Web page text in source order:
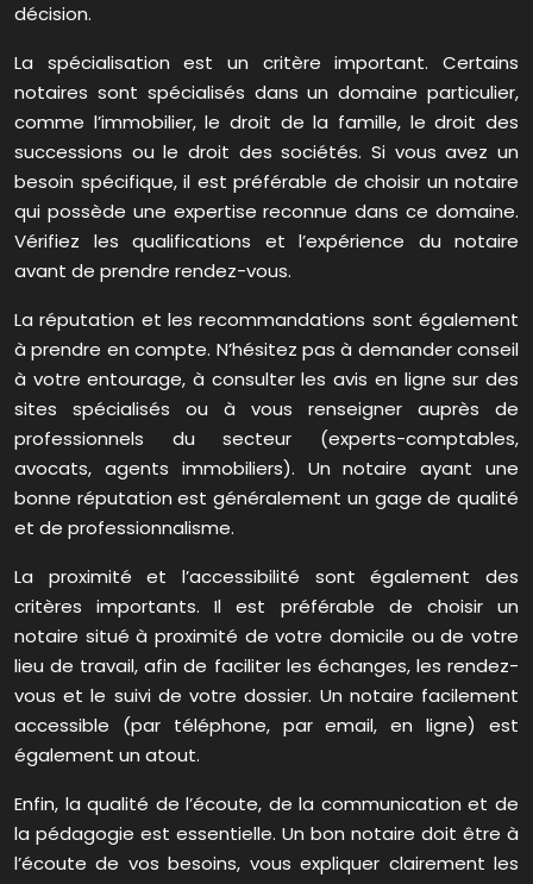
décision.
La spécialisation est un critère important. Certains
notaires sont spécialisés dans un domaine particulier,
comme l’immobilier, le droit de la famille, le droit des
successions ou le droit des sociétés. Si vous avez un
besoin spécifique, il est préférable de choisir un notaire
qui possède une expertise reconnue dans ce domaine.
Vérifiez les qualifications et l’expérience du notaire
avant de prendre rendez-vous.
La réputation et les recommandations sont également
à prendre en compte. N’hésitez pas à demander conseil
à votre entourage, à consulter les avis en ligne sur des
sites spécialisés ou à vous renseigner auprès de
professionnels du secteur (experts-comptables,
avocats, agents immobiliers). Un notaire ayant une
bonne réputation est généralement un gage de qualité
et de professionnalisme.
La proximité et l’accessibilité sont également des
critères importants. Il est préférable de choisir un
notaire situé à proximité de votre domicile ou de votre
lieu de travail, afin de faciliter les échanges, les rendez-
vous et le suivi de votre dossier. Un notaire facilement
accessible (par téléphone, par email, en ligne) est
également un atout.
Enfin, la qualité de l’écoute, de la communication et de
la pédagogie est essentielle. Un bon notaire doit être à
l’écoute de vos besoins, vous expliquer clairement les